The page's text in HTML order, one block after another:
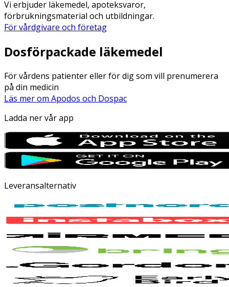
Vi erbjuder läkemedel, apoteksvaror,
förbrukningsmaterial och utbildningar.
För vårdgivare och företag
Dosförpackade läkemedel
För vårdens patienter eller för dig som vill prenumerera
på din medicin
Läs mer om Apodos och Dospac
Ladda ner vår app
Leveransalternativ